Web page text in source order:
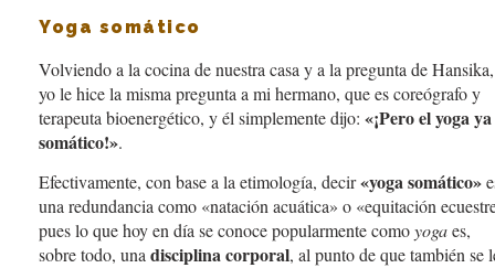
Yoga somático
Volviendo a la cocina de nuestra casa y a la pregunta de Hansika,
yo le hice la misma pregunta a mi hermano, que es coreógrafo y
terapeuta bioenergético, y él simplemente dijo: «¡Pero el yoga ya
somático!».
Efectivamente, con base a la etimología, decir«yoga somático»
una redundancia como «natación acuática» o «equitación
pues lo que hoy en día se conoce popularmente comoyogaes,
sobre todo, unadisciplina corporal, al punto de que también se